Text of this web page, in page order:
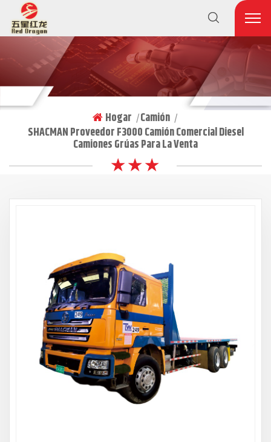
Hogar | Camión |
SHACMAN Proveedor F3000 Camión Comercial Diesel
Camiones Grúas Para La Venta
★ ★ ★